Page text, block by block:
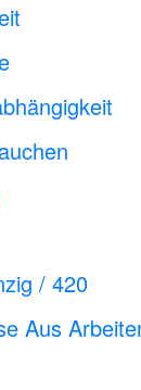
/ 420
Aus